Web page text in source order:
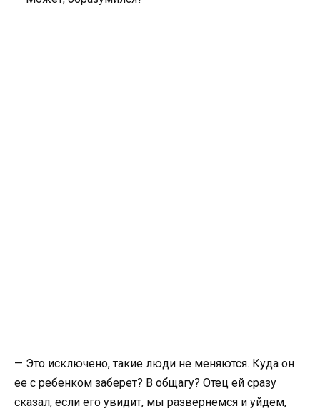
— Это исключено, такие люди не меняются. Куда он
ее с ребенком заберет? В общагу? Отец ей сразу
сказал, если его увидит, мы развернемся и уйдем,